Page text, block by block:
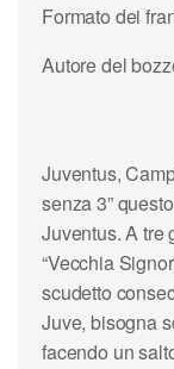
Formato dei
Autore del
Juventus,
senza 3”
Juventus. A tre
“Vecchia
scudetto
Juve, bisogna
facendo un